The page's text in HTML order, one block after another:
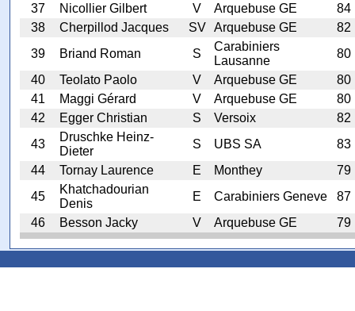
37
Nicollier Gilbert V Arquebuse GE
84
38
Cherpillod Jacques SV Arquebuse GE
82
39
Briand Roman S
Carabiniers
Lausanne
80
40
Teolato Paolo V Arquebuse GE
80
41
Maggi Gérard V Arquebuse GE
80
42
Egger Christian S Versoix
82
43
Druschke Heinz-
Dieter
S UBS SA
83
44
Tornay Laurence E Monthey
79
45
Khatchadourian
Denis
E Carabiniers Geneve
87
46
Besson Jacky V Arquebuse GE 79